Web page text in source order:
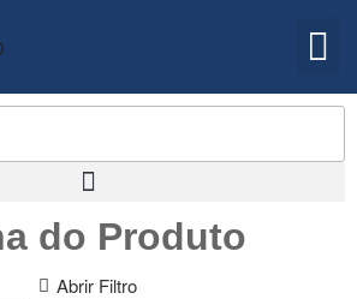
do Produto
Abrir Filtro